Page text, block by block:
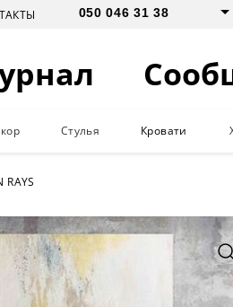
050 046 31 38
Стулья Кровати
RAYS